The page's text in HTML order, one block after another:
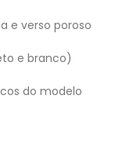
e verso poroso
e branco)
do modelo